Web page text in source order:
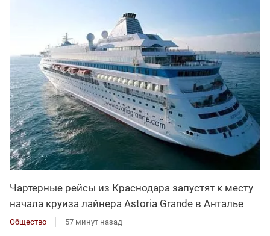
Чартерные рейсы из Краснодара запустят к месту
начала круиза лайнера Astoria Grande в Анталье
Общество 57 минут назад